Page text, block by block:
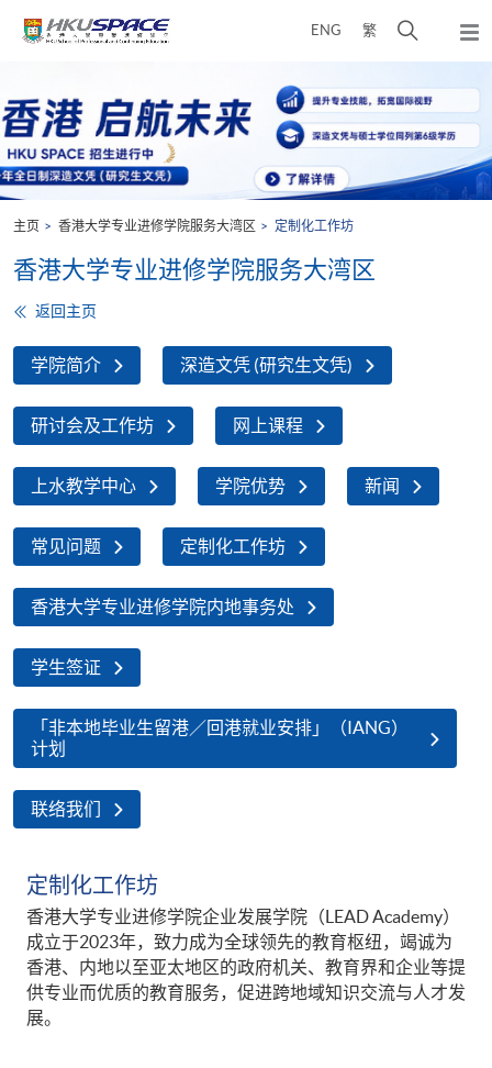
ENG 繁
开
搜
寻
介
面
弹
出
单
start
主页 香港大学专业进修学院服务大湾区 定制化工作坊
香港大学专业进修学院服务大湾区
返回主页
学院简介 深造文凭 (研究生文凭)
研讨会及工作坊 网上课程
上水教学中心 学院优势 新闻
常见问题 定制化工作坊
香港大学专业进修学院内地事务处
学生签证
「非本地毕业生留港／回港就业安排」（IANG）
计划
联络我们
定制化工作坊
香港大学专业进修学院企业发展学院（LEAD Academy）
成立于2023年，致力成为全球领先的教育枢纽，竭诚为
香港、内地以至亚太地区的政府机关、教育界和企业等提
供专业而优质的教育服务，促进跨地域知识交流与人才发
展。